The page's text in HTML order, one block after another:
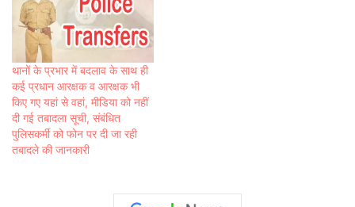
थानों के प्रभार में बदलाव के साथ ही
कई प्रधान आरक्षक व आरक्षक भी
किए गए यहां से वहां, मीडिया को नहीं
दी गई तबादला सूची, संबंधित
पुलिसकर्मी को फोन पर दी जा रही
तबादले की जानकारी